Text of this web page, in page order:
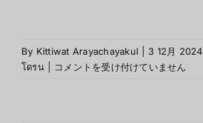
By Kittiwat Arayachayakul 3 12月 2024
โดรน
สอย
コメントを受け付けていません